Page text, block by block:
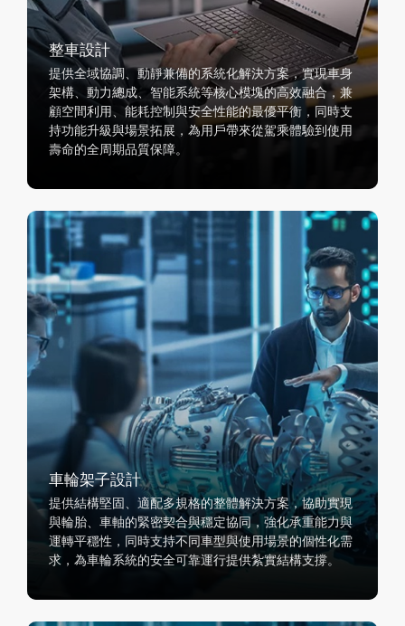
整車設計
提供全域協調、動靜兼備的系統化解決方案，實現車身
架構、動力總成、智能系統等核心模塊的高效融合，兼
顧空間利用、能耗控制與安全性能的最優平衡，同時支
持功能升級與場景拓展，為用戶帶來從駕乘體驗到使用
壽命的全周期品質保障。
車輪架子設計
提供結構堅固、適配多規格的整體解決方案，協助實現
與輪胎、車軸的緊密契合與穩定協同，強化承重能力與
運轉平穩性，同時支持不同車型與使用場景的個性化需
求，為車輪系統的安全可靠運行提供紮實結構支撐。